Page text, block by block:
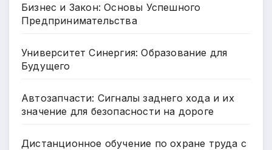
Бизнес и Закон: Основы Успешного
Предпринимательства
Университет Синергия: Образование для
Будущего
Автозапчасти: Сигналы заднего хода и их
значение для безопасности на дороге
Дистанционное обучение по охране труда с